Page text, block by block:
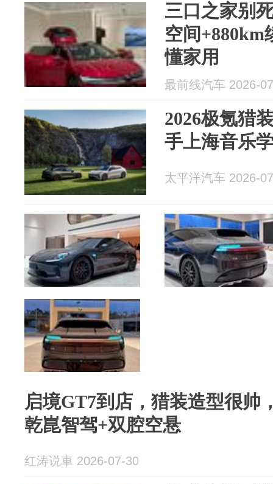
三口之家别
空间+880km
懂家用
最前线汽车 2026-
2026极氪猎
手上海音乐
太平洋汽车 2026-
启境GT7到店，猎装造型很帅
乾崑智驾+双腔空悬
红涛说車 2026-07-30